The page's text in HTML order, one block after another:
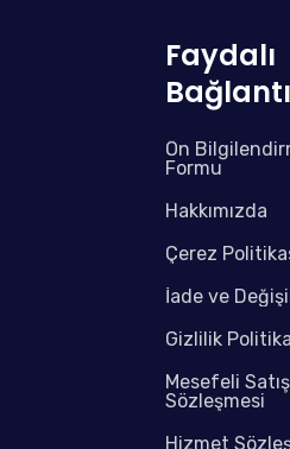
Faydalı
Ön
Formu
Hakkımızda
Çerez
İade ve
Gizlilik
Mesefeli Satış
Sözleşmesi
Hizmet